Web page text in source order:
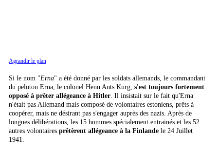
Agrandir le plan
Si le nom "Erna" a été donné par les soldats allemands, le commandant
du peloton Erna, le colonel Henn Ants Kurg, s'est toujours fortement
opposé à prêter allégeance à Hitler. Il insistait sur le fait qu'Erna
n'était pas Allemand mais composé de volontaires estoniens, prêts à
coopérer, mais ne désirant pas s'engager auprès des nazis. Après de
longues délibérations, les 15 hommes spécialement entrainés et les 52
autres volontaires prêtèrent allégeance à la Finlande le 24 Juillet
1941.